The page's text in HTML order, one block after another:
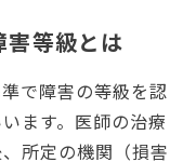
害等級とは
で障害の等級を認
ます。医師の治療
所定の機関（損害